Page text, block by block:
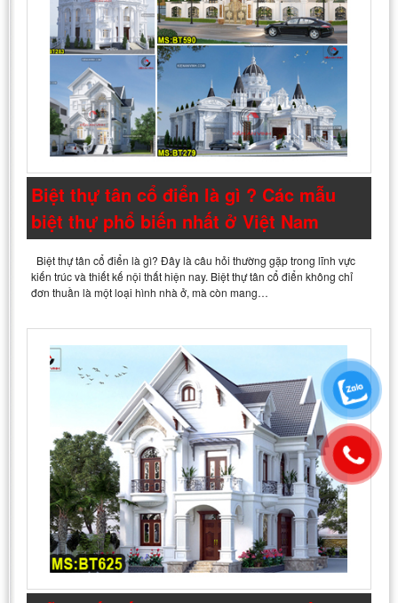
Biệt thự tân cổ điển là gì ? Các mẫu
biệt thự phổ biến nhất ở Việt Nam
Biệt thự tân cổ điển là gì? Đây là câu hỏi thường gặp trong lĩnh vực
kiến trúc và thiết kế nội thất hiện nay. Biệt thự tân cổ điển không chỉ
đơn thuần là một loại hình nhà ở, mà còn mang…